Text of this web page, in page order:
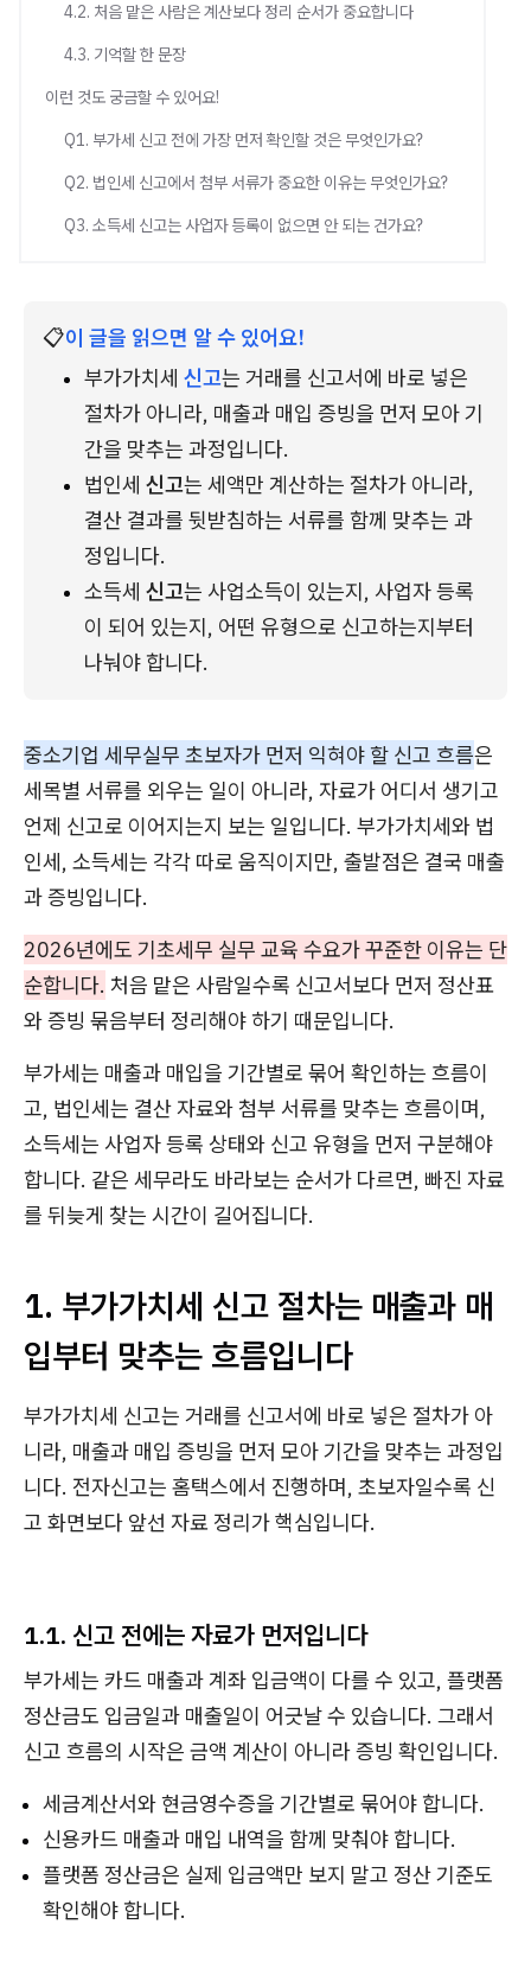
4.2. 처음 맡은 사람은 계산보다 정리 순서가 중요합니다
4.3. 기억할 한 문장
이런 것도 궁금할 수 있어요!
Q1. 부가세 신고 전에 가장 먼저 확인할 것은 무엇인가요?
Q2. 법인세 신고에서 첨부 서류가 중요한 이유는 무엇인가요?
Q3. 소득세 신고는 사업자 등록이 없으면 안 되는 건가요?
📋이 글을 읽으면 알 수 있어요!
부가가치세 신고는 거래를 신고서에 바로 넣은
절차가 아니라, 매출과 매입 증빙을 먼저 모아 기
간을 맞추는 과정입니다.
법인세 신고는 세액만 계산하는 절차가 아니라,
결산 결과를 뒷받침하는 서류를 함께 맞추는 과
정입니다.
소득세 신고는 사업소득이 있는지, 사업자 등록
이 되어 있는지, 어떤 유형으로 신고하는지부터
나눠야 합니다.
중소기업 세무실무 초보자가 먼저 익혀야 할 신고 흐름은
세목별 서류를 외우는 일이 아니라, 자료가 어디서 생기고
언제 신고로 이어지는지 보는 일입니다. 부가가치세와 법
인세, 소득세는 각각 따로 움직이지만, 출발점은 결국 매출
과 증빙입니다.
2026년에도 기초세무 실무 교육 수요가 꾸준한 이유는 단
순합니다. 처음 맡은 사람일수록 신고서보다 먼저 정산표
와 증빙 묶음부터 정리해야 하기 때문입니다.
부가세는 매출과 매입을 기간별로 묶어 확인하는 흐름이
고, 법인세는 결산 자료와 첨부 서류를 맞추는 흐름이며,
소득세는 사업자 등록 상태와 신고 유형을 먼저 구분해야
합니다. 같은 세무라도 바라보는 순서가 다르면, 빠진 자료
를 뒤늦게 찾는 시간이 길어집니다.
1. 부가가치세 신고 절차는 매출과 매
입부터 맞추는 흐름입니다
부가가치세 신고는 거래를 신고서에 바로 넣은 절차가 아
니라, 매출과 매입 증빙을 먼저 모아 기간을 맞추는 과정입
니다. 전자신고는 홈택스에서 진행하며, 초보자일수록 신
고 화면보다 앞선 자료 정리가 핵심입니다.
1.1. 신고 전에는 자료가 먼저입니다
부가세는 카드 매출과 계좌 입금액이 다를 수 있고, 플랫폼
정산금도 입금일과 매출일이 어긋날 수 있습니다. 그래서
신고 흐름의 시작은 금액 계산이 아니라 증빙 확인입니다.
세금계산서와 현금영수증을 기간별로 묶어야 합니다.
신용카드 매출과 매입 내역을 함께 맞춰야 합니다.
플랫폼 정산금은 실제 입금액만 보지 말고 정산 기준도
확인해야 합니다.